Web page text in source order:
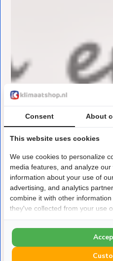
Consent About
This website uses cookies
We use cookies to personalize
media features, and analyze
information about your use of
advertising, and analytics
combine it with other
they've collected from your use